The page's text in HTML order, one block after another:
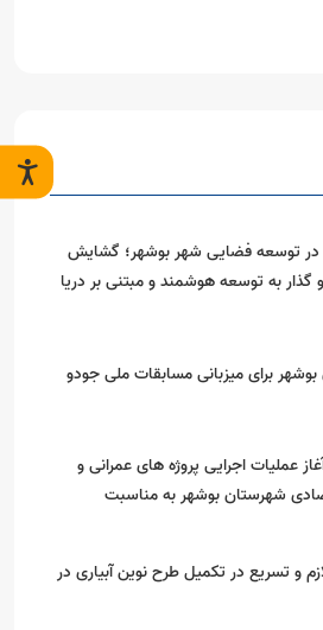
در توسعه فضایی شهر بوشهر؛ گشایش
گذار به توسعه هوشمند و مبتنی بر دریا
برای میزبانی مسابقات ملی جودو
عملیات اجرایی پروژه های عمرانی و
شهرستان بوشهر به مناسبت
و تسریع در تکمیل طرح نوین آبیاری در